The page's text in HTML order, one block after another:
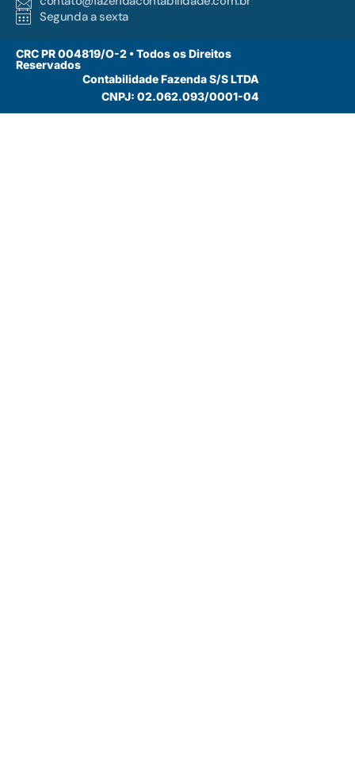
Segunda a sexta
CRC PR 004819/O-2 • Todos os Direitos
Reservados
Contabilidade Fazenda S/S LTDA
CNPJ: 02.062.093/0001-04